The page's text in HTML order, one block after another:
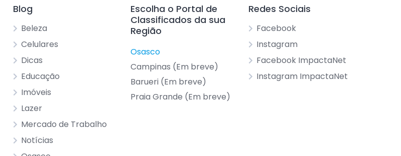
Blog
Beleza
Celulares
Dicas
Educação
Imóveis
Lazer
Mercado de Trabalho
Notícias
Escolha o Portal de
Classificados da sua
Região
Osasco
Campinas (Em breve)
Barueri (Em breve)
Praia Grande (Em breve)
Redes Sociais
Facebook
Instagram
Facebook ImpactaNet
Instagram ImpactaNet